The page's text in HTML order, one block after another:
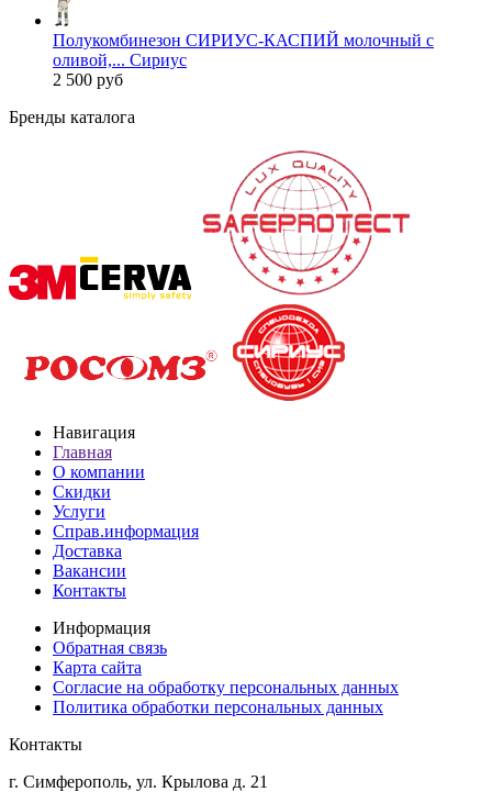
Полукомбинезон СИРИУС-КАСПИЙ молочный с
оливой,... Сириус
2 500 руб
Бренды каталога
Навигация
Главная
О компании
Скидки
Услуги
Справ.информация
Доставка
Вакансии
Контакты
Информация
Обратная связь
Карта сайта
Согласие на обработку персональных данных
Политика обработки персональных данных
Контакты
г. Симферополь, ул. Крылова д. 21